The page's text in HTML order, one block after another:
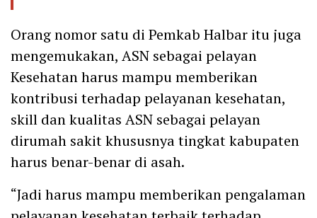
Orang nomor satu di Pemkab Halbar itu juga
mengemukakan, ASN sebagai pelayan
Kesehatan harus mampu memberikan
kontribusi terhadap pelayanan kesehatan,
skill dan kualitas ASN sebagai pelayan
dirumah sakit khususnya tingkat kabupaten
harus benar-benar di asah.
“Jadi harus mampu memberikan pengalaman